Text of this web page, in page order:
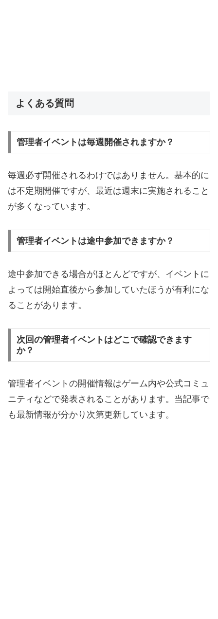
よくある質問
管理者イベントは毎週開催されますか？
毎週必ず開催されるわけではありません。基本的に
は不定期開催ですが、最近は週末に実施されること
が多くなっています。
管理者イベントは途中参加できますか？
途中参加できる場合がほとんどですが、イベントに
よっては開始直後から参加していたほうが有利にな
ることがあります。
次回の管理者イベントはどこで確認できます
か？
管理者イベントの開催情報はゲーム内や公式コミュ
ニティなどで発表されることがあります。当記事で
も最新情報が分かり次第更新しています。